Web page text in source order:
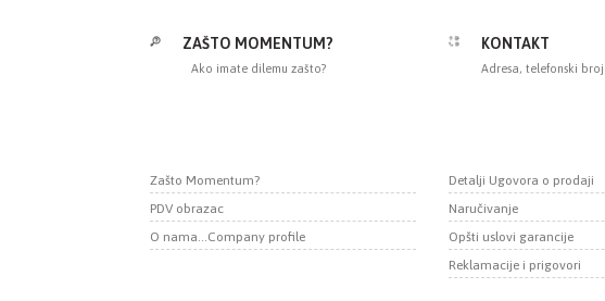
ZAŠTO MOMENTUM?
Ako imate dilemu zašto?
KONTAKT
Adresa, telefonski
Zašto Momentum?
PDV obrazac
O nama...Company profile
Detalji Ugovora o prodaji
Naručivanje
Opšti uslovi garancije
Reklamacije i prigovori
Momentum d.o.o.
Fruškogorska 55
Telefoni:
+381 22
+381 62